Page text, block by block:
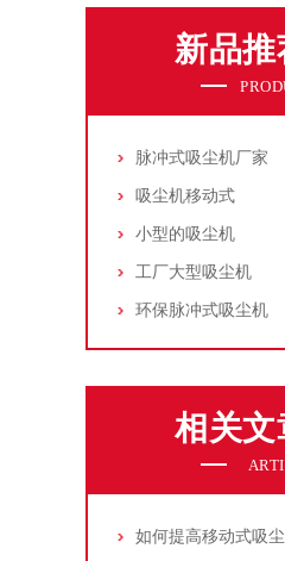
新品推
脉冲式吸尘机厂家
吸尘机移动式
小型的吸尘机
工厂大型吸尘机
环保脉冲式吸尘机
相关文